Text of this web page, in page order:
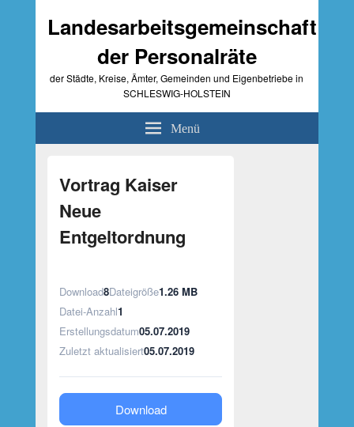
Landesarbeitsgemeinschaft
der Personalräte
der Städte, Kreise, Ämter, Gemeinden und Eigenbetriebe in
SCHLESWIG-HOLSTEIN
Menü
Vortrag Kaiser
Neue
Entgeltordnung
Download8Dateigröße1.26 MB
Datei-Anzahl1
Erstellungsdatum05.07.2019
Zuletzt aktualisiert05.07.2019
Download
Seitenleisten-
Widgetbereich